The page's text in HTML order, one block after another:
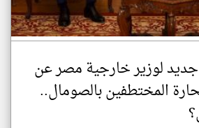
لوزير خارجية مصر عن
المختطفين بالصومال..